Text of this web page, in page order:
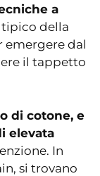
a
tipico della
emergere dal
il tappetto
di cotone, e
elevata
In
si trovano